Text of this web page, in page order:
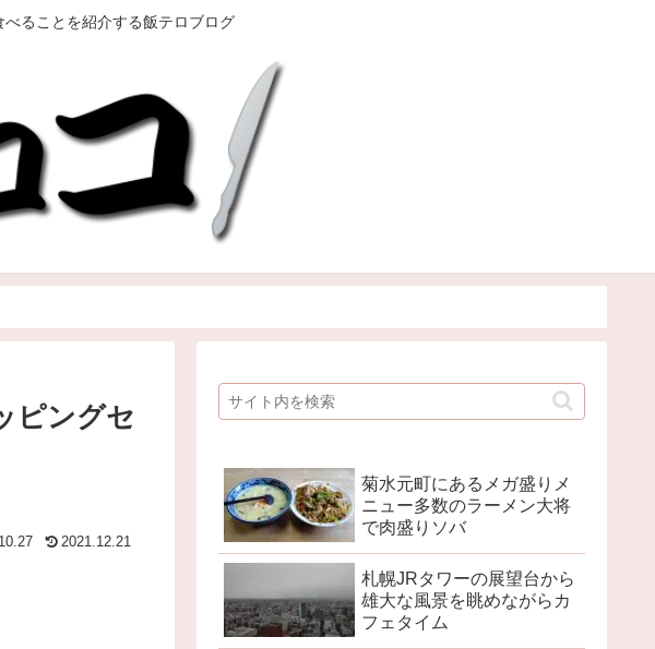
ることを紹介する飯テロブログ
ピングセ
2021.12.21
菊水元町にあるメガ盛りメ
ニュー多数のラーメン大将
で肉盛りソバ
札幌JRタワーの展望台から
雄大な風景を眺めながらカ
フェタイム